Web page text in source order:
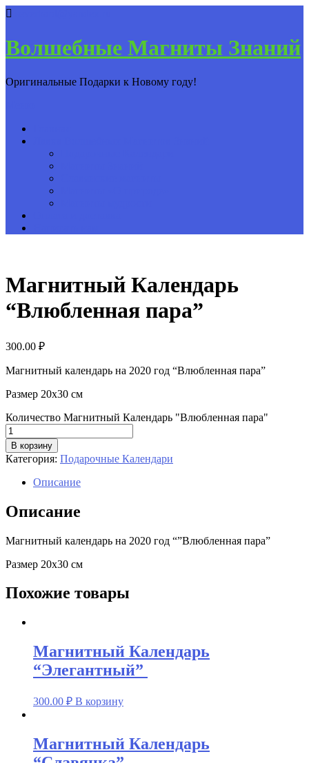
Волшебные Магниты Знаний
Оригинальные Подарки к Новому году!
Магнитный Календарь
“Влюбленная пара”
300.00 ₽
Магнитный календарь на 2020 год “Влюбленная пара”
Размер 20х30 см
Количество Магнитный Календарь "Влюбленная пара"
В корзину
Категория: Подарочные Календари
Описание
Описание
Магнитный календарь на 2020 год “”Влюбленная пара”
Размер 20х30 см
Похожие товары
Магнитный Календарь
“Элегантный”
300.00 ₽ В корзину
Магнитный Календарь